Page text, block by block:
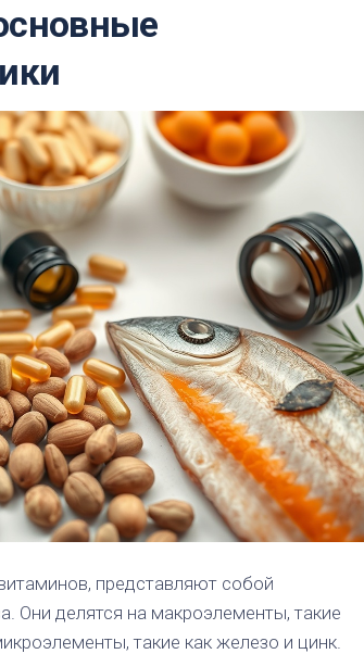
представляют собой
Они делятся на макроэлементы, такие
такие как железо и цинк.